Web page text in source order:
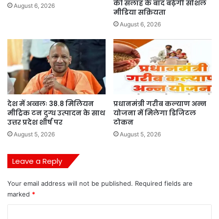
August 6, 2026
की सलाह के बाद बढ़ेगी सोशल
मीडिया सक्रियता
August 6, 2026
देश में अव्वलः 38.8 मिलियन
मीट्रिक टन दुग्ध उत्पादन के साथ
उत्तर प्रदेश शीर्ष पर
August 5, 2026
प्रधानमंत्री गरीब कल्याण अन्न
योजना में मिलेगा डिजिटल
टोकन
August 5, 2026
Leave a Reply
Your email address will not be published. Required fields are
marked *